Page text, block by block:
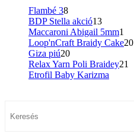
Flambé 38
BDP Stella akció13
Maccaroni Abigail 5mm1
Loop'nCraft Braidy Cake20
Giza piú20
Relax Yarn Poli Braidey21
Etrofil Baby Karizma